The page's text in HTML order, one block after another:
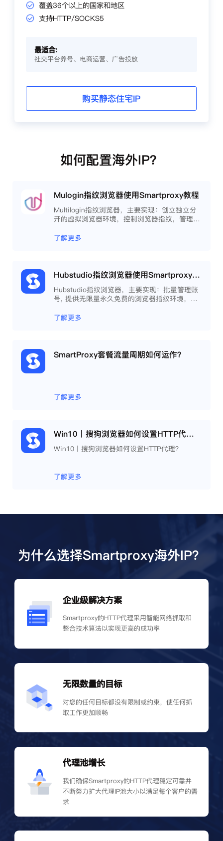
覆盖36个以上的国家和地区
支持HTTP/SOCKS5
最适合:
社交平台养号、电商运营、广告投放
购买静态住宅IP
如何配置海外IP？
Mulogin指纹浏览器使用Smartproxy教程
Multilogin指纹浏览器，主要实现：创立独立分
开的虚拟浏览器环境，控制浏览器指纹，管理多
程，开发网络自动化等。
了解更多
Hubstudio指纹浏览器使用Smartproxy教程
Hubstudio指纹浏览器，主要实现：批量管理账
号, 提供无限量永久免费的浏览器指纹环境，并
工作效率 。
了解更多
SmartProxy套餐流量周期如何运作？
了解更多
Win10丨搜狗浏览器如何设置HTTP代理？
Win10丨搜狗浏览器如何设置HTTP代理？
了解更多
为什么选择Smartproxy海外IP？
企业级解决方案
Smartproxy的HTTP代理采用智能网络抓取和
整合技术算法以实现更高的成功率
无限数量的目标
对您的任何目标都没有限制或约束，使任何抓
取工作更加顺畅
代理池增长
我们确保Smartproxy的HTTP代理稳定可靠并
不断努力扩大代理IP池大小以满足每个客户的需
求